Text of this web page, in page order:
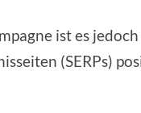
ist es
(SERPs)